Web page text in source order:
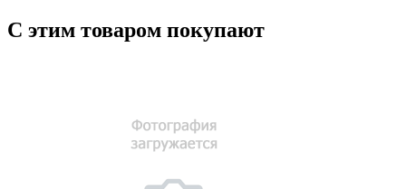
С этим товаром покупают